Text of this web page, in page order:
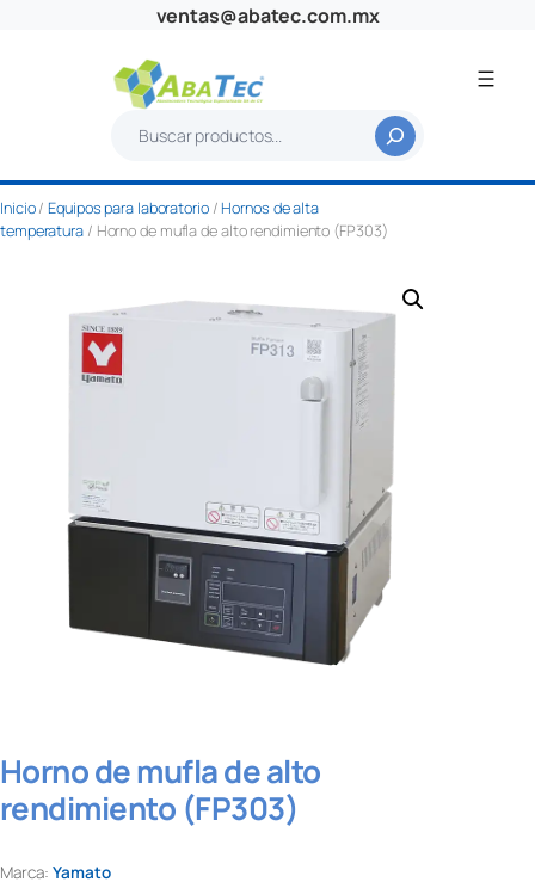
ventas@abatec.com.mx
s
c
a
Inicio/Equipos para laboratorio/Hornos de alta
temperatura/ Horno de mufla de alto rendimiento (FP303)
Horno de mufla de alto
rendimiento (FP303)
Marca: Yamato